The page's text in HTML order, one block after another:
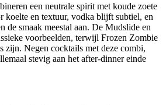
een neutrale spirit met koude zoete
en textuur, vodka blijft subtiel, en
de smaak meestal aan. De Mudslide en
voorbeelden, terwijl Frozen Zombie
zijn. Negen cocktails met deze combi,
stevig aan het after-dinner einde